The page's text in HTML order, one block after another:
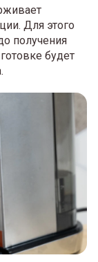
Для этого
получения
будет